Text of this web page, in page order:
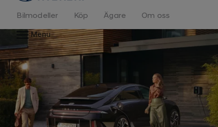
Bilmodeller Köp Ägare
Om oss
Menu